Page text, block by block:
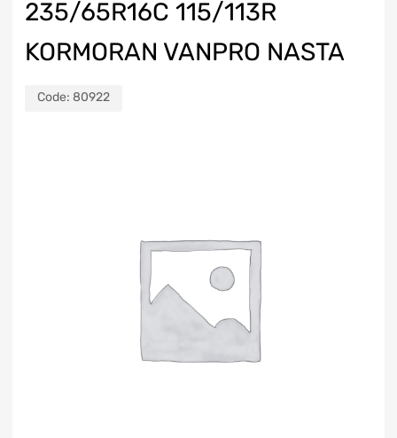
235/65R16C 115/113R
KORMORAN VANPRO NASTA
Code: 80922